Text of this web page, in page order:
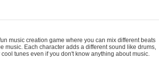
music creation game where you can mix different beats
music. Each character adds a different sound like drums,
tunes even if you don't know anything about music.